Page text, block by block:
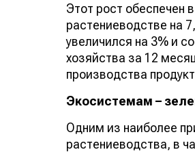
Этот рост обеспечен
растениеводстве на
увеличился на 3% и
хозяйства за 12
производства
Экосистемам –
Одним из наиболее
растениеводства, в